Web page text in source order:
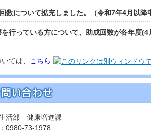
数について拡充しました。（令和7年4月以降
を行っている方について、助成回数が各年度
ては、 こちら
活部 健康増進課
0980-73-1978